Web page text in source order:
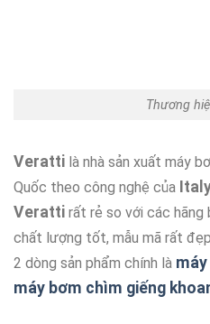
Thương
Veratti là nhà sản xuất máy
Quốc theo công nghệ của
Veratti rất rẻ so với các hãng
chất lượng tốt, mẫu mã rất
2 dòng sản phẩm chính là
máy bơm chìm giếng